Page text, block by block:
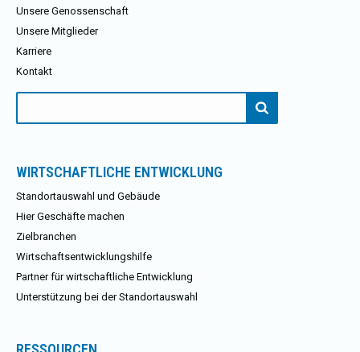
Unsere Genossenschaft
Unsere Mitglieder
Karriere
Kontakt
WIRTSCHAFTLICHE ENTWICKLUNG
Standortauswahl und Gebäude
Hier Geschäfte machen
Zielbranchen
Wirtschaftsentwicklungshilfe
Partner für wirtschaftliche Entwicklung
Unterstützung bei der Standortauswahl